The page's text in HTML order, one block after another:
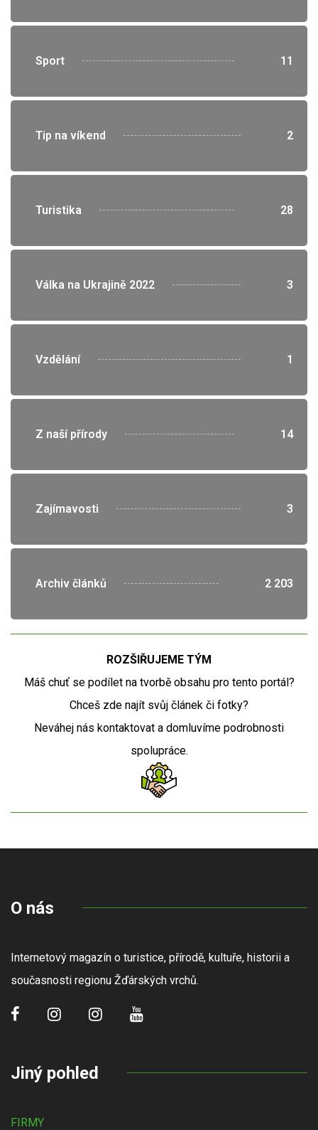
Sport 11
Tip na víkend 2
Turistika 28
Válka na Ukrajině 2022 3
Vzdělání 1
Z naší přírody 14
Zajímavosti 3
Archiv článků 2 203
ROZŠIŘUJEME TÝM
Máš chuť se podílet na tvorbě obsahu pro tento portál?
Chceš zde najít svůj článek či fotky?
Neváhej nás kontaktovat a domluvíme podrobnosti
spolupráce.
O nás
Internetový magazín o turistice, přírodě, kultuře, historii a
současnosti regionu Žďárských vrchů.
Jiný pohled
FIRMY